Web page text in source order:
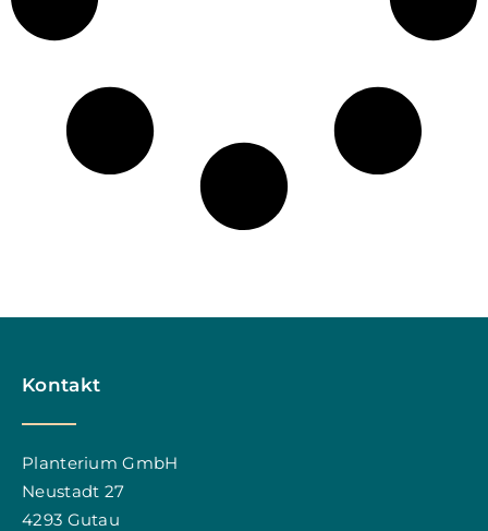
Kontakt
Planterium GmbH
Neustadt 27
4293 Gutau